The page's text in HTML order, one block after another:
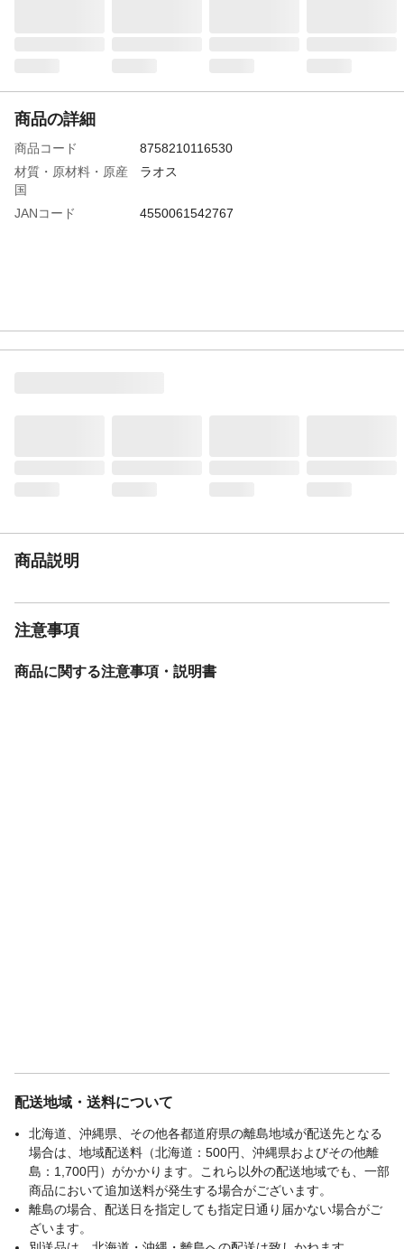
商品の詳細
商品コード
8758210116530
材質・原材料・原産
国
ラオス
JANコード 4550061542767
商品説明
注意事項
商品に関する注意事項・説明書
配送地域・送料について
北海道、沖縄県、その他各都道府県の離島地域が配送先となる
場合は、地域配送料（北海道：500円、沖縄県およびその他離
島：1,700円）がかかります。これら以外の配送地域でも、一部
商品において追加送料が発生する場合がございます。
離島の場合、配送日を指定しても指定日通り届かない場合がご
ざいます。